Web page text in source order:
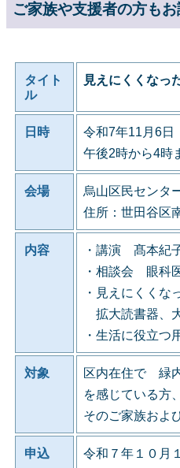
ご家族や支援者の方もお
タイト
ル
見えにくくなっ
日時
令和7年11月6
午後2時から4
会場
烏山区民セン
住所：世田谷区
内容
・講演 髙本紀
・相談会 眼科
・見えにくくな
拡大読書器、
・生活に役立つ
対象
区内在住で 緑
を感じている方、
そのご家族およ
申込
令和７年１０月